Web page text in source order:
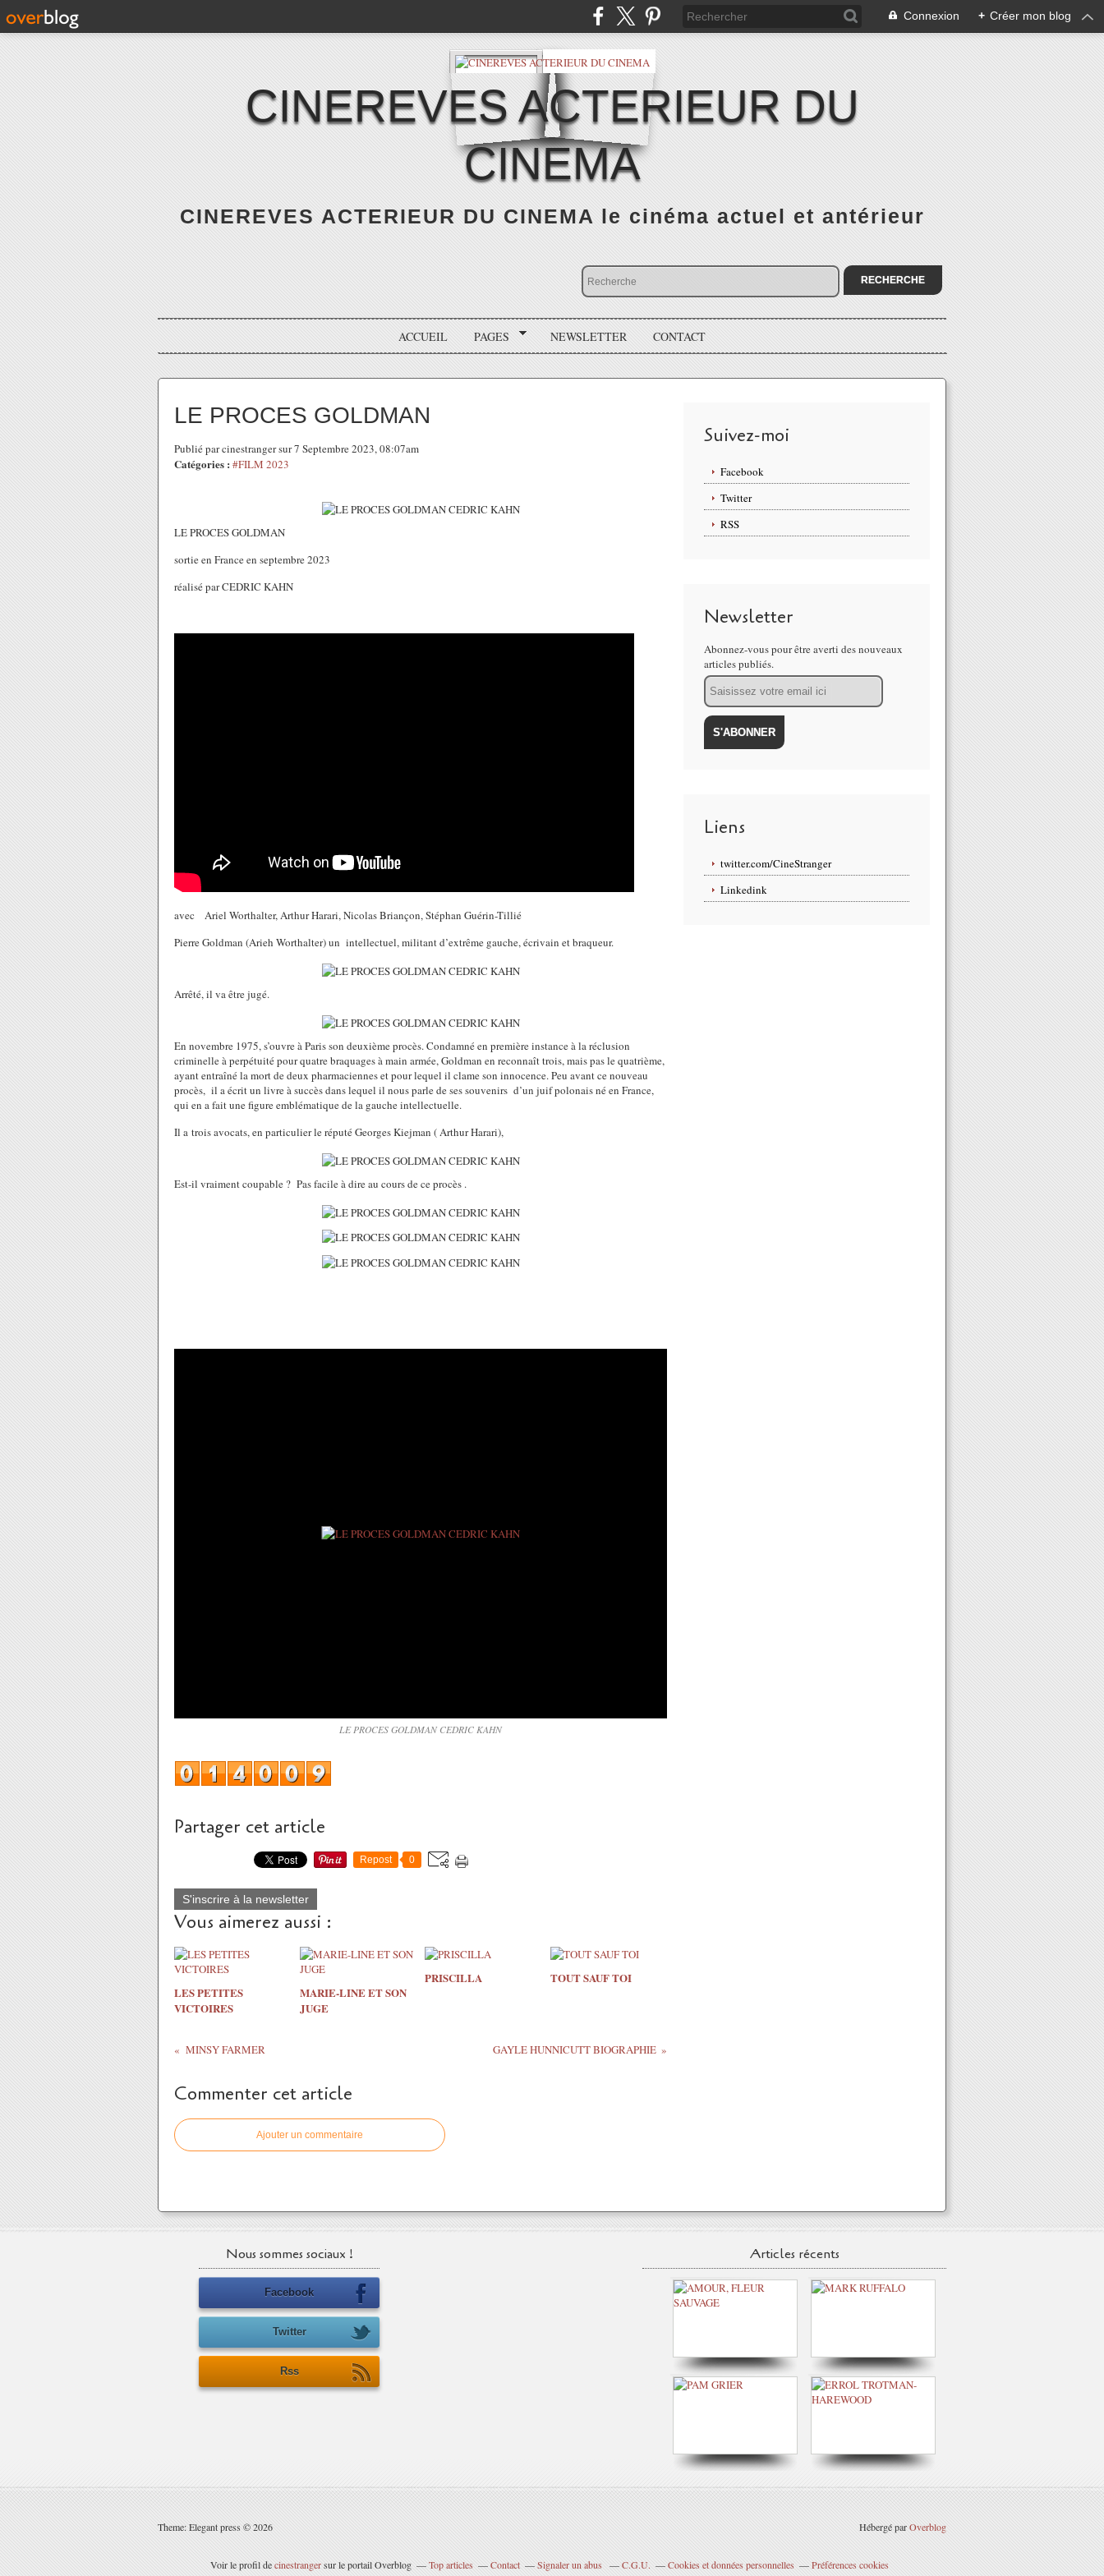
Connexion + Créer mon blog
CINEREVES ACTERIEUR DU
CINEMA
CINEREVES ACTERIEUR DU CINEMA le cinéma actuel et antérieur
ACCUEIL PAGES NEWSLETTER CONTACT
LE PROCES GOLDMAN
Publié par cinestranger sur 7 Septembre 2023, 08:07am
Catégories : #FILM 2023
LE PROCES GOLDMAN
sortie en France en septembre 2023
réalisé par CEDRIC KAHN
avec Ariel Worthalter, Arthur Harari, Nicolas Briançon, Stéphan Guérin-Tillié
Pierre Goldman (Arieh Worthalter) un intellectuel, militant d’extrême gauche, écrivain et braqueur.
Arrêté, il va être jugé.
En novembre 1975, s’ouvre à Paris son deuxième procès. Condamné en première instance à la réclusion
criminelle à perpétuité pour quatre braquages à main armée, Goldman en reconnaît trois, mais pas le quatrième,
ayant entraîné la mort de deux pharmaciennes et pour lequel il clame son innocence. Peu avant ce nouveau
procès, il a écrit un livre à succès dans lequel il nous parle de ses souvenirs d’un juif polonais né en France,
qui en a fait une figure emblématique de la gauche intellectuelle.
Il a trois avocats, en particulier le réputé Georges Kiejman ( Arthur Harari),
Est-il vraiment coupable ? Pas facile à dire au cours de ce procès .
LE PROCES GOLDMAN CEDRIC KAHN
Partager cet article
Repost 0
S'inscrire à la newsletter
Vous aimerez aussi :
LES PETITES
VICTOIRES
MARIE-LINE ET SON
JUGE
PRISCILLA TOUT SAUF TOI
MINSY FARMER GAYLE HUNNICUTT BIOGRAPHIE
Commenter cet article
Ajouter un commentaire
Suivez-moi
Facebook
Twitter
RSS
Newsletter
Abonnez-vous pour être averti des nouveaux
articles publiés.
Email
Liens
twitter.com/CineStranger
Linkedink
Nous sommes sociaux !
Facebook
Twitter
Rss
Articles récents
Theme: Elegant press © 2026 Hébergé parOverblog
Voir le profil decinestrangersur le portail Overblog Top articles Contact Signaler un abus C.G.U. Cookies et données personnelles Préférences cookies